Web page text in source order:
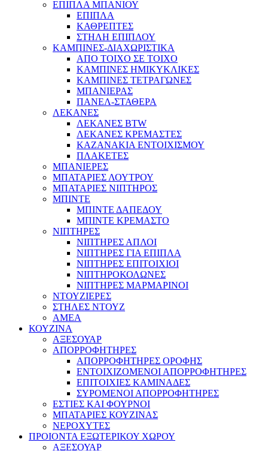
ΕΠΙΠΛΑ ΜΠΑΝΙΟΥ
ΕΠΙΠΛΑ
ΚΑΘΡΕΠΤΕΣ
ΣΤΗΛΗ ΕΠΙΠΛΟΥ
ΚΑΜΠΙΝΕΣ-ΔΙΑΧΩΡΙΣΤΙΚΑ
ΑΠΟ ΤΟΙΧΟ ΣΕ ΤΟΙΧΟ
ΚΑΜΠΙΝΕΣ ΗΜΙΚΥΚΛΙΚΕΣ
ΚΑΜΠΙΝΕΣ ΤΕΤΡΑΓΩΝΕΣ
ΜΠΑΝΙΕΡΑΣ
ΠΑΝΕΛ-ΣΤΑΘΕΡΑ
ΛΕΚΑΝΕΣ
ΛΕΚΑΝΕΣ BTW
ΛΕΚΑΝΕΣ ΚΡΕΜΑΣΤΕΣ
ΚΑΖΑΝΑΚΙΑ ΕΝΤΟΙΧΙΣΜΟΥ
ΠΛΑΚΕΤΕΣ
ΜΠΑΝΙΕΡΕΣ
ΜΠΑΤΑΡΙΕΣ ΛΟΥΤΡΟΥ
ΜΠΑΤΑΡΙΕΣ ΝΙΠΤΗΡΟΣ
ΜΠΙΝΤΕ
ΜΠΙΝΤΕ ΔΑΠΕΔΟΥ
ΜΠΙΝΤΕ ΚΡΕΜΑΣΤΟ
ΝΙΠΤΗΡΕΣ
ΝΙΠΤΗΡΕΣ ΑΠΛΟΙ
ΝΙΠΤΗΡΕΣ ΓΙΑ ΕΠΙΠΛΑ
ΝΙΠΤΗΡΕΣ ΕΠΙΤΟΙΧΙΟΙ
ΝΙΠΤΗΡΟΚΟΛΩΝΕΣ
ΝΙΠΤΗΡΕΣ ΜΑΡΜΑΡΙΝΟΙ
ΝΤΟΥΖΙΕΡΕΣ
ΣΤΗΛΕΣ ΝΤΟΥΖ
ΑΜΕΑ
ΚΟΥΖΙΝΑ
ΑΞΕΣΟΥΑΡ
ΑΠΟΡΡΟΦΗΤΗΡΕΣ
ΑΠΟΡΡΟΦΗΤΗΡΕΣ ΟΡΟΦΗΣ
ΕΝΤΟΙΧΙΖΟΜΕΝΟΙ ΑΠΟΡΡΟΦΗΤΗΡΕΣ
ΕΠΙΤΟΙΧΙΕΣ ΚΑΜΙΝΑΔΕΣ
ΣΥΡΟΜΕΝΟΙ ΑΠΟΡΡΟΦΗΤΗΡΕΣ
ΕΣΤΙΕΣ ΚΑΙ ΦΟΥΡΝΟΙ
ΜΠΑΤΑΡΙΕΣ ΚΟΥΖΙΝΑΣ
ΝΕΡΟΧΥΤΕΣ
ΠΡΟΙΟΝΤΑ ΕΞΩΤΕΡΙΚΟΥ ΧΩΡΟΥ
ΑΞΕΣΟΥΑΡ